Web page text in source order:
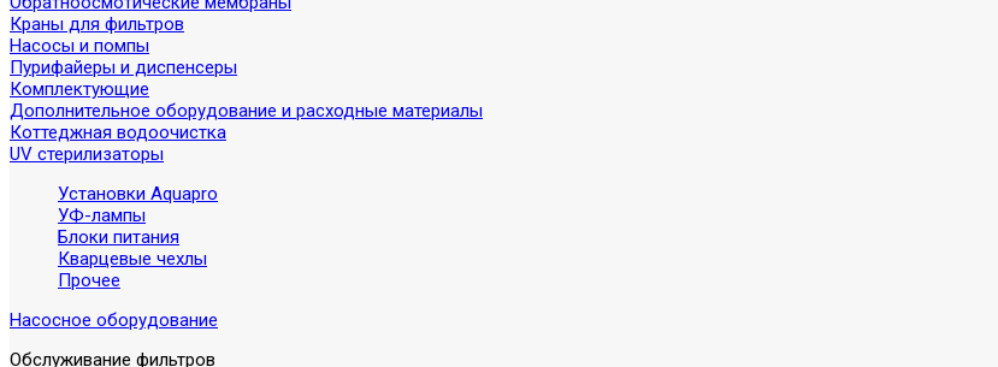
Краны для фильтров
Насосы и помпы
Пурифайеры и диспенсеры
Комплектующие
Дополнительное оборудование и расходные материалы
Коттеджная водоочистка
UV стерилизаторы
Установки Aquapro
УФ-лампы
Блоки питания
Кварцевые чехлы
Прочее
Насосное оборудование
Обслуживание фильтров